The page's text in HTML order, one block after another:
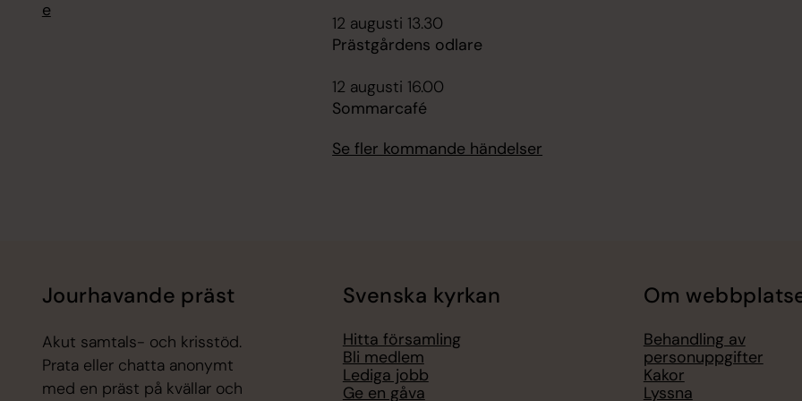
e
12 augusti 13.30
Prästgårdens odlare
12 augusti 16.00
Sommarcafé
Se fler kommande händelser
Jourhavande präst
Akut samtals- och krisstöd.
Prata eller chatta anonymt
med en präst på kvällar och
Svenska kyrkan
Hitta församling
Bli medlem
Lediga jobb
Ge en gåva
Om
Behandling av
personuppgifter
Kakor
Lyssna